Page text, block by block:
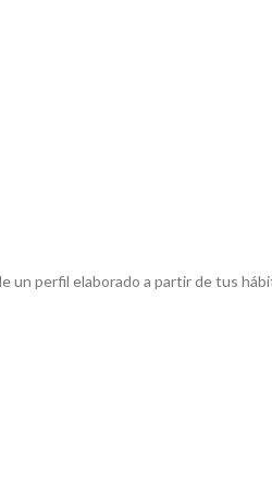
un perfil elaborado a partir de tus